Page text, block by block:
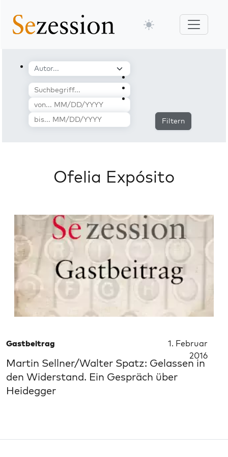
Filtern
Ofelia Expósito
Gastbeitrag
1. Februar
2016
Martin Sellner/Walter Spatz: Gelassen in
den Widerstand. Ein Gespräch über
Heidegger